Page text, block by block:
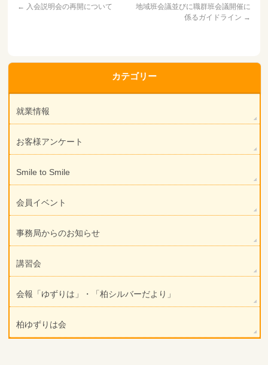
← 入会説明会の再開について
地域班会議並びに職群班会議開催に
係るガイドライン →
カテゴリー
就業情報
お客様アンケート
Smile to Smile
会員イベント
事務局からのお知らせ
講習会
会報「ゆずりは」・「柏シルバーだより」
柏ゆずりは会